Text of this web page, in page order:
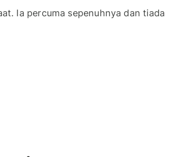
Ia percuma sepenuhnya dan tiada